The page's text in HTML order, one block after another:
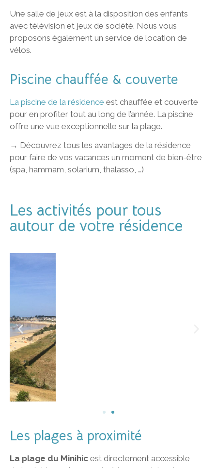
Une salle de jeux est à la disposition des enfants
avec télévision et jeux de société. Nous vous
proposons également un service de location de
vélos.
Piscine chauffée & couverte
La piscine de la résidence est chauffée et couverte
pour en profiter tout au long de l’année. La piscine
offre une vue exceptionnelle sur la plage.
→ Découvrez tous les avantages de la résidence
pour faire de vos vacances un moment de bien-être
(spa, hammam, solarium, thalasso, …)
Les activités pour tous
autour de votre résidence
Les plages à proximité
La plage du Minihic est directement accessible